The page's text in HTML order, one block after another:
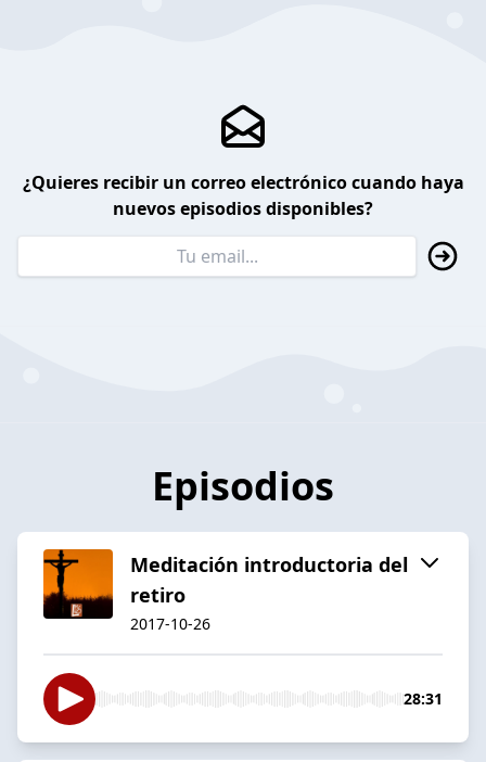
¿Quieres recibir un correo electrónico cuando haya
nuevos episodios disponibles?
Episodios
Meditación introductoria del
retiro
2017-10-26
28:31